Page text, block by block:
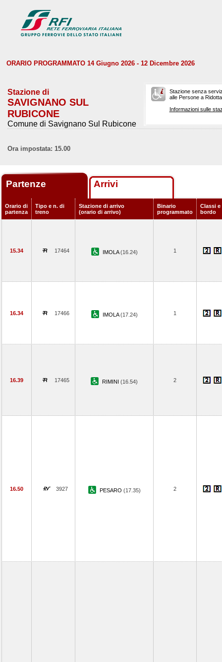
ORARIO PROGRAMMATO 14 Giugno 2026 - 12 Dicembre 2026
Stazione di
SAVIGNANO SUL
RUBICONE
Comune di Savignano Sul Rubicone
Stazione senza
alle Persone a
Informazioni sulle
Ora impostata: 15.00
Partenze Arrivi
Orario di
partenza
Tipo e n. di
treno
Stazione di arrivo
(orario di arrivo)
Binario
programmato
Classi e
bordo
15.34 17464 IMOLA(16.24) 1
16.34 17466 IMOLA(17.24) 1
16.39 17465 RIMINI (16.54) 2
16.50 3927 PESARO (17.35) 2